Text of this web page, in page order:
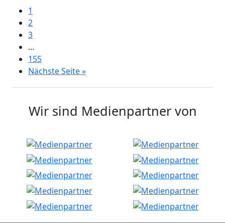
1
2
3
…
155
Nächste Seite »
Wir sind Medienpartner von